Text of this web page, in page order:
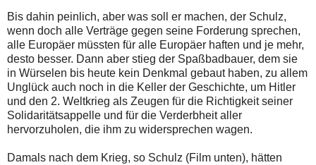
Bis dahin peinlich, aber was soll er machen, der Schulz,
wenn doch alle Verträge gegen seine Forderung sprechen,
alle Europäer müssten für alle Europäer haften und je mehr,
desto besser. Dann aber stieg der Spaßbadbauer, dem sie
in Würselen bis heute kein Denkmal gebaut haben, zu allem
Unglück auch noch in die Keller der Geschichte, um Hitler
und den 2. Weltkrieg als Zeugen für die Richtigkeit seiner
Solidaritätsappelle und für die Verderbheit aller
hervorzuholen, die ihm zu widersprechen wagen.
Damals nach dem Krieg, so Schulz (Film unten), hätten